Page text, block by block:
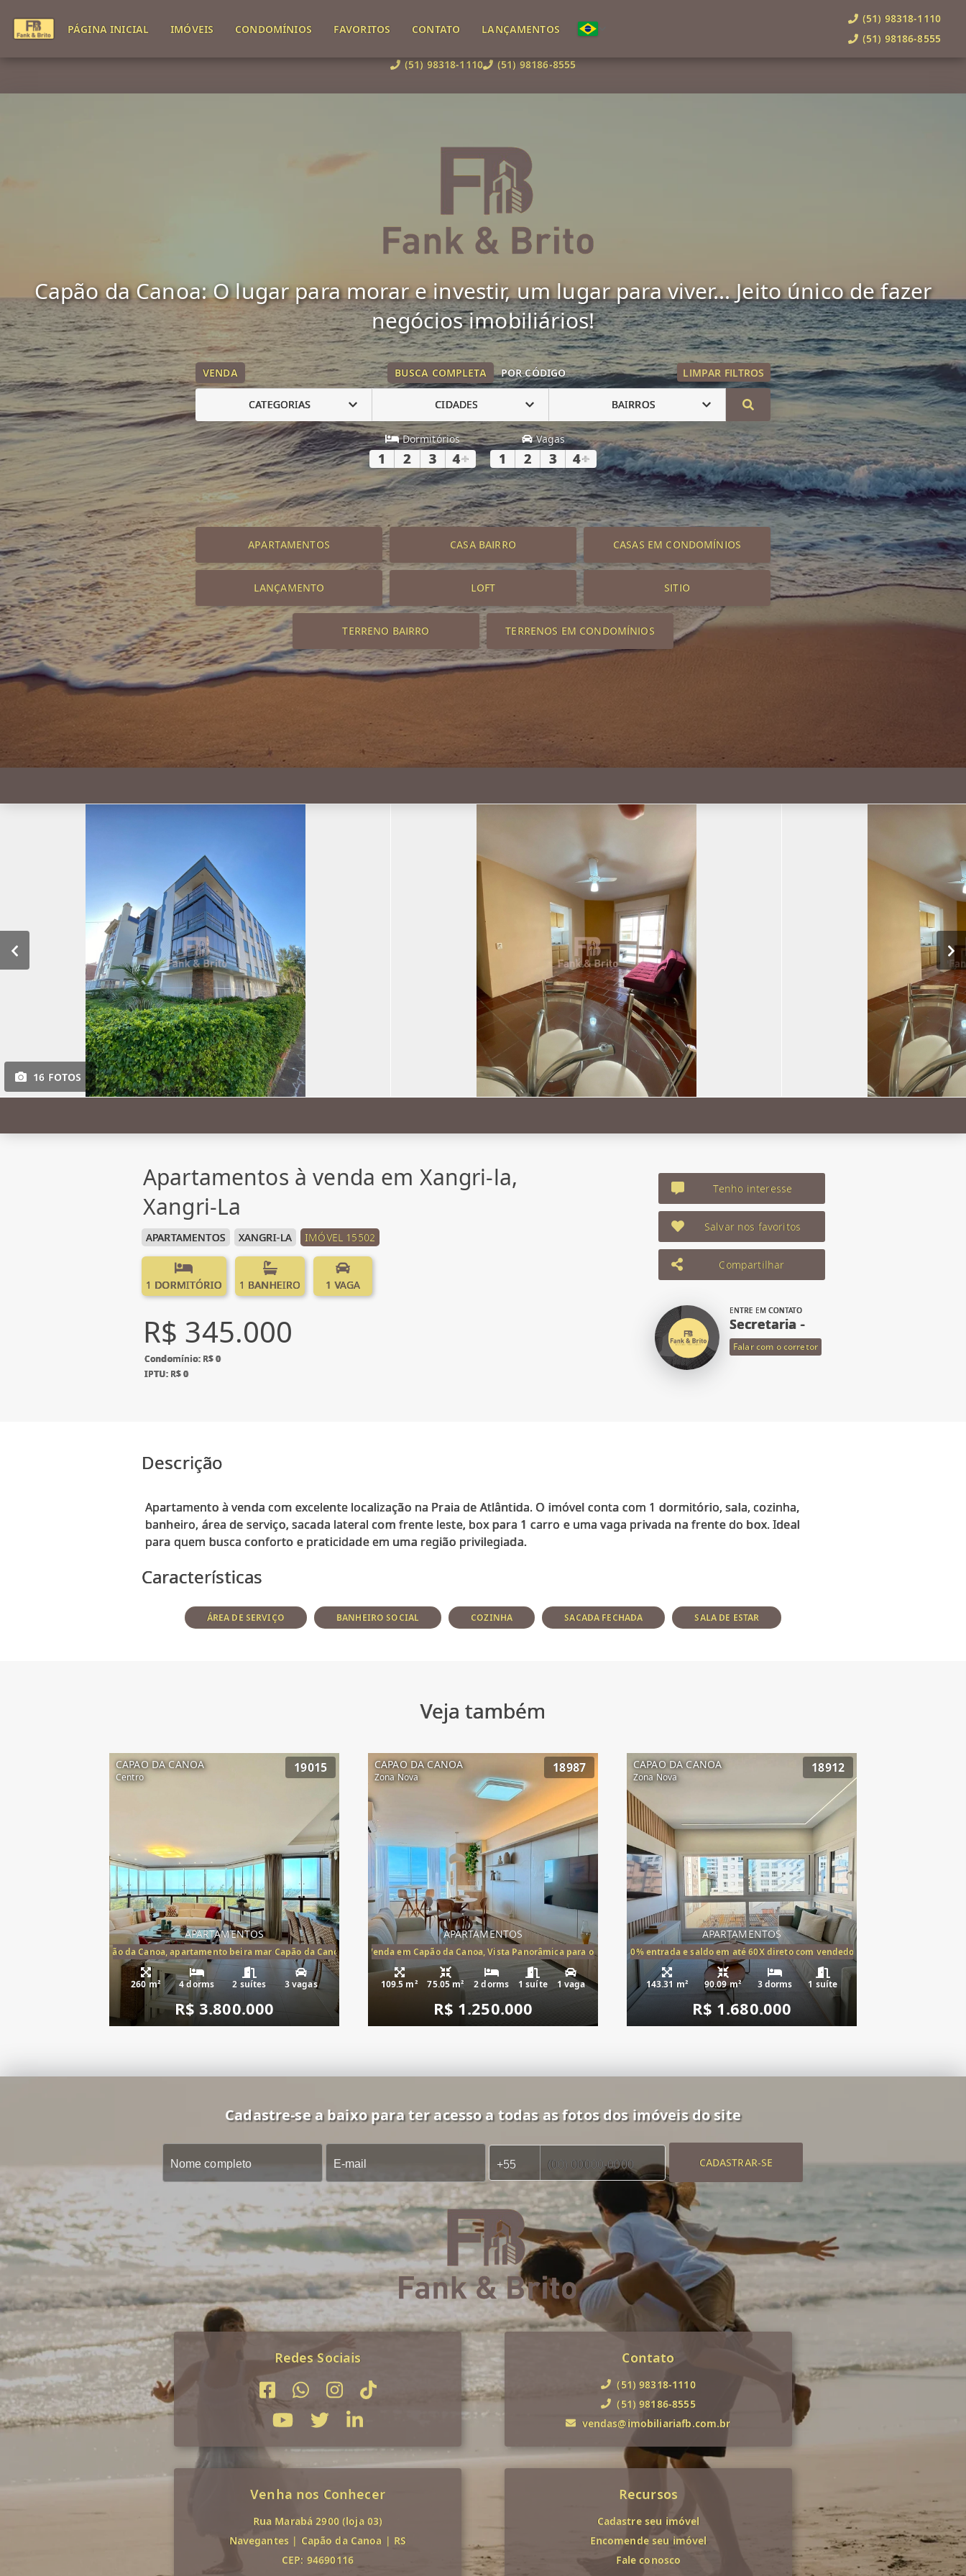
(51) 98318-1110 (51) 98186-8555
PÁGINA INICIAL IMÓVEIS CONDOMÍNIOS FAVORITOS CONTATO LANÇAMENTOS
(51) 98318-1110
(51) 98186-8555
Capão da Canoa: O lugar para morar e investir, um lugar para viver... Jeito único de fazer
negócios imobiliários!
VENDA BUSCA COMPLETA POR CÓDIGO LIMPAR FILTROS
CATEGORIAS CIDADES BAIRROS
Dormitórios
1 2 3 4+
Vagas
1 2 3 4+
APARTAMENTOS CASA BAIRRO CASAS EM CONDOMÍNIOS
LANÇAMENTO LOFT SITIO
TERRENO BAIRRO TERRENOS EM CONDOMÍNIOS
16 FOTOS
Apartamentos à venda em Xangri-la,
Xangri-La
APARTAMENTOS XANGRI-LA IMÓVEL 15502
1 DORMITÓRIO 1 BANHEIRO 1 VAGA
R$ 345.000
Condomínio: R$ 0
IPTU: R$ 0
Tenho interesse
Salvar nos favoritos
Compartilhar
ENTRE EM CONTATO
Secretaria -
Falar com o corretor
Descrição
Apartamento à venda com excelente localização na Praia de Atlântida. O imóvel conta com 1 dormitório, sala, cozinha,
banheiro, área de serviço, sacada lateral com frente leste, box para 1 carro e uma vaga privada na frente do box. Ideal
para quem busca conforto e praticidade em uma região privilegiada.
Características
ÁREA DE SERVIÇO BANHEIRO SOCIAL COZINHA SACADA FECHADA SALA DE ESTAR
Veja também
CAPAO DA CANOA
Centro
19015
APARTAMENTOS
frente mar Capão da Canoa, apartamento beira mar Capão da Canoa, apartamento à venda Cap
260 m² 4 dorms 2 suítes 3 vagas
R$ 3.800.000
CAPAO DA CANOA
Zona Nova
18987
APARTAMENTOS
Apartamento Beira-Mar à Venda em Capão da Canoa, Vista Panorâmica para o Mar, 2 Dormitórios,(1suíte)
109.5 m² 75.05 m² 2 dorms 1 suíte 1 vaga
R$ 1.250.000
CAPAO DA CANOA
Zona Nova
18912
APARTAMENTOS
20% entrada e saldo em até 60X direto com vendedor
143.31 m² 90.09 m² 3 dorms 1 suíte
R$ 1.680.000
Cadastre-se a baixo para ter acesso a todas as fotos dos imóveis do site
CADASTRAR-SE
Redes Sociais Contato
(51) 98318-1110
(51) 98186-8555
vendas@imobiliariafb.com.br
Venha nos Conhecer
Rua Marabá 2900 (loja 03)
Navegantes | Capão da Canoa | RS
CEP: 94690116
Recursos
Cadastre seu imóvel
Encomende seu imóvel
Fale conosco